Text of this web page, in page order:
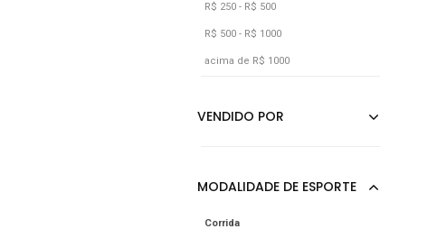
R$ 250 - R$ 500
R$ 500 - R$ 1000
acima de R$ 1000
Corrida